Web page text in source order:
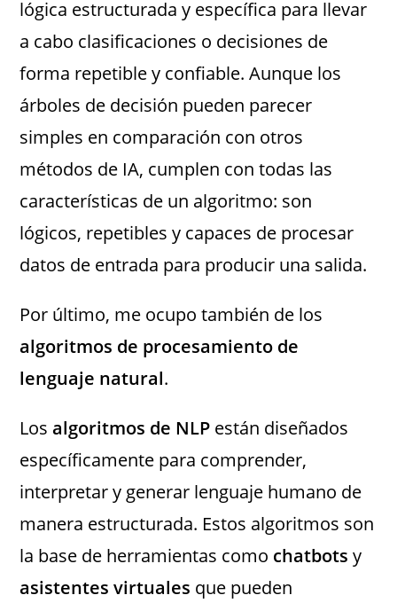
lógica estructurada y específica para llevar
a cabo clasificaciones o decisiones de
forma repetible y confiable. Aunque los
árboles de decisión pueden parecer
simples en comparación con otros
métodos de IA, cumplen con todas las
características de un algoritmo: son
lógicos, repetibles y capaces de procesar
datos de entrada para producir una salida.
Por último, me ocupo también de los
algoritmos de procesamiento de
lenguaje natural.
Losalgoritmos de NLP están diseñados
específicamente para comprender,
interpretar y generar lenguaje humano de
manera estructurada. Estos algoritmos son
la base de herramientas como chatbots y
asistentes virtuales que pueden